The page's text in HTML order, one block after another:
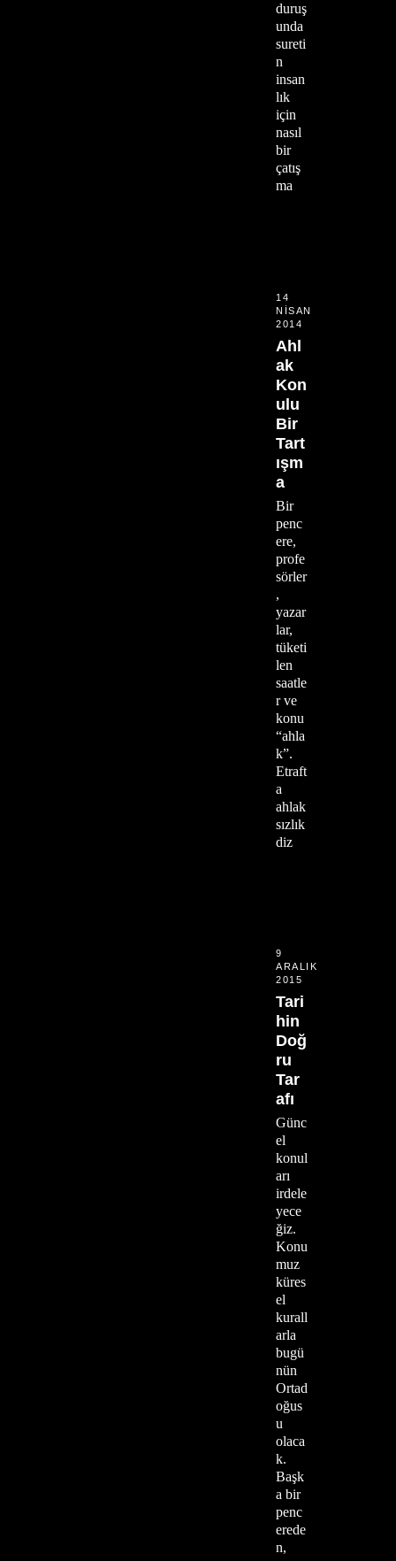
duruş
unda
sureti
n
insan
lık
için
nasıl
bir
çatış
ma
14
NISAN
2014
Ahl
ak
Kon
ulu
Bir
Tart
ışm
a
Bir
penc
ere,
profe
sörler
,
yazar
lar,
tüketi
len
saatle
r ve
konu
“ahla
k”.
Etraft
a
ahlak
sızlık
diz
9
ARALIK
2015
Tari
hin
Doğ
ru
Tar
afı
Günc
el
konul
arı
irdele
yece
ğiz.
Konu
muz
küres
el
kurall
arla
bugü
nün
Ortad
oğus
u
olaca
k.
Başk
a bir
penc
erede
n,